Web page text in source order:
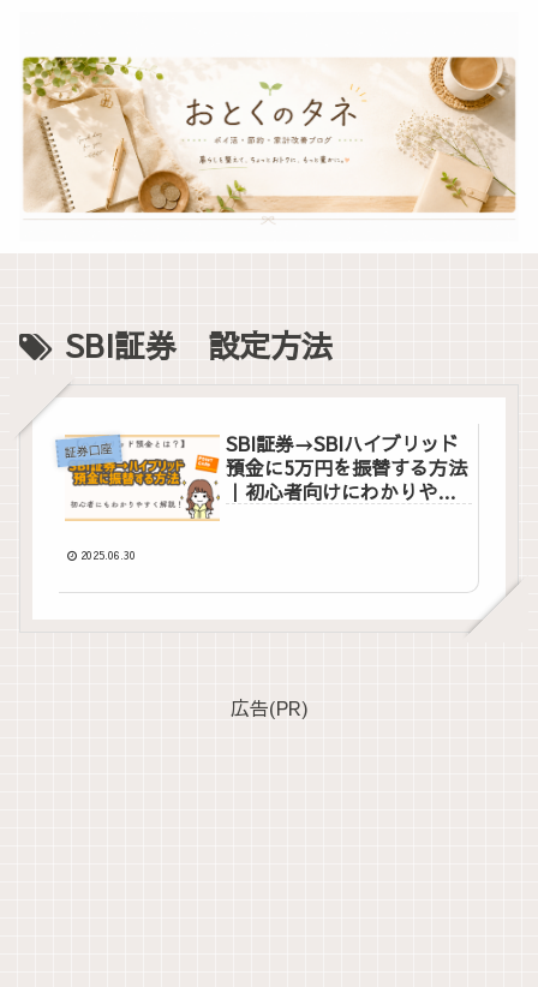
SBI証券 設定方法
証券口座
SBI証券→SBIハイブリッド
預金に5万円を振替する方法
｜初心者向けにわかりやす
2025.06.30
広告(PR)